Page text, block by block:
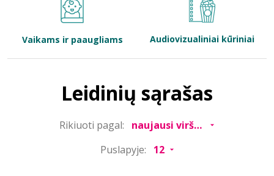
Bibliotekoms
Vaikams ir paaugliams Audiovizualiniai kūriniai
Leidinių sąrašas
Rikiuoti pagal:
Puslapyje: